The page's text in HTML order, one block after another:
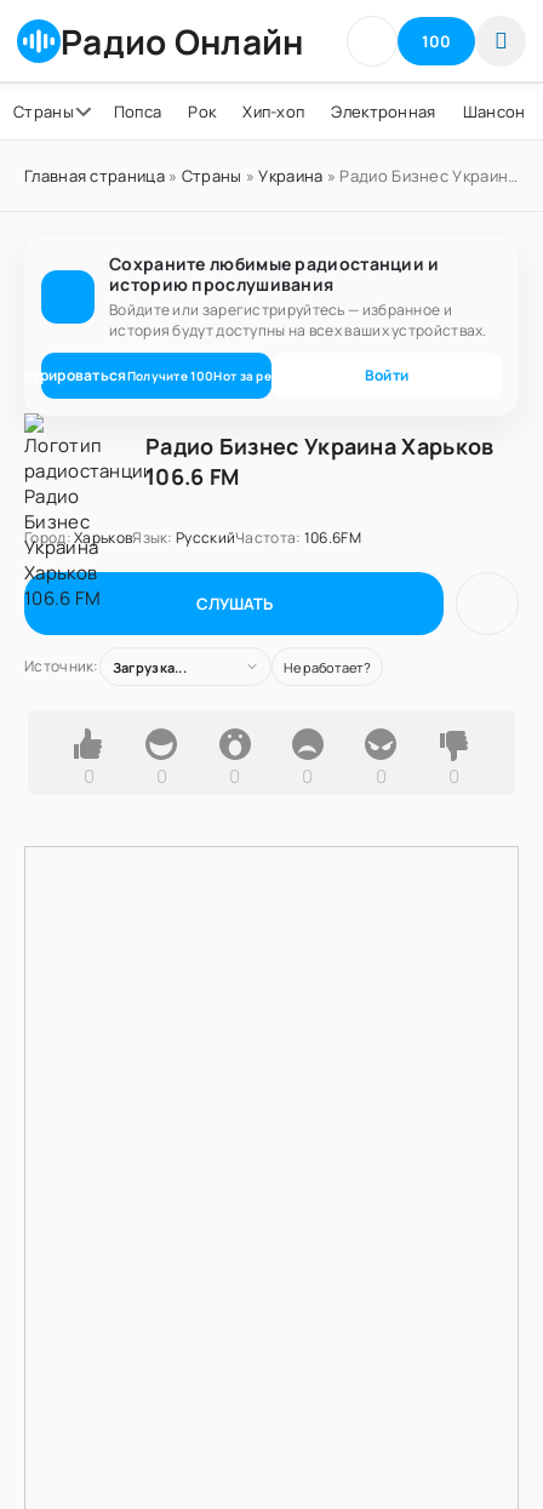
Радио Онлайн 100
Страны Попса Рок Хип-хоп Электронная Шансон
Главная страница» Страны »Украина » Радио Бизнес Украина Харьков 106.6 FM
Сохраните любимые радиостанции и
историю прослушивания
Войдите или зарегистрируйтесь — избранное и
история будут доступны на всех ваших устройствах.
Получите100Нот за регистрацию Войти
Радио Бизнес Украина Харьков
106.6 FM
Город:ХарьковЯзык: РусскийЧастота: 106.6FM
СЛУШАТЬ
Источник: Загрузка... Не работает?
0 0 0 0 0 0